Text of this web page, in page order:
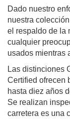
Dado nuestro
nuestra
el respaldo de la
cualquier
usados mientras
Las distinciones
Certified ofrecen
hasta diez años
Se realizan
carretera es una